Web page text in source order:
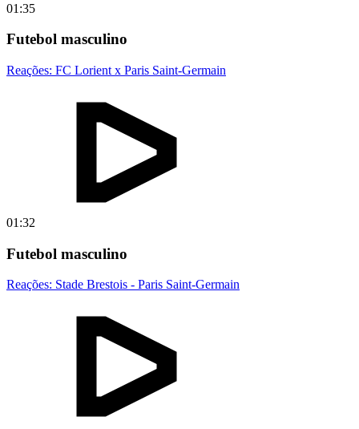
01:35
Futebol masculino
Reações: FC Lorient x Paris Saint-Germain
01:32
Futebol masculino
Reações: Stade Brestois - Paris Saint-Germain